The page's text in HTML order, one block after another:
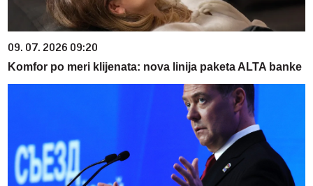
09. 07. 2026 09:20
Komfor po meri klijenata: nova linija paketa ALTA banke